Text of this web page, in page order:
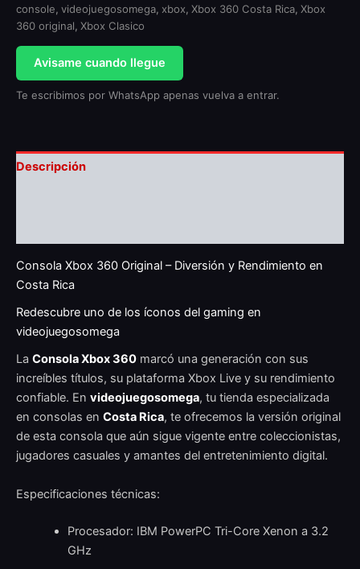
console, videojuegosomega, xbox, Xbox 360 Costa Rica, Xbox
360 original, Xbox Clasico
Avisame cuando llegue
Te escribimos por WhatsApp apenas vuelva a entrar.
Descripción
Consola Xbox 360 Original – Diversión y Rendimiento en
Costa Rica
Redescubre uno de los íconos del gaming en
videojuegosomega
La Consola Xbox 360 marcó una generación con sus
increíbles títulos, su plataforma Xbox Live y su rendimiento
confiable. En videojuegosomega, tu tienda especializada
en consolas en Costa Rica, te ofrecemos la versión original
de esta consola que aún sigue vigente entre coleccionistas,
jugadores casuales y amantes del entretenimiento digital.
Especificaciones técnicas:
Procesador: IBM PowerPC Tri-Core Xenon a 3.2
GHz